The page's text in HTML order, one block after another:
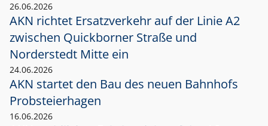
26.06.2026
AKN richtet Ersatzverkehr auf der Linie A2
zwischen Quickborner Straße und
Norderstedt Mitte ein
24.06.2026
AKN startet den Bau des neuen Bahnhofs
Probsteierhagen
16.06.2026